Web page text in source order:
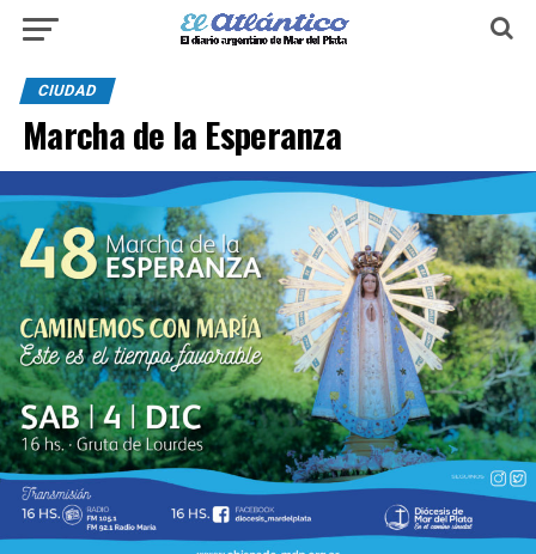
CIUDAD
Marcha de la Esperanza